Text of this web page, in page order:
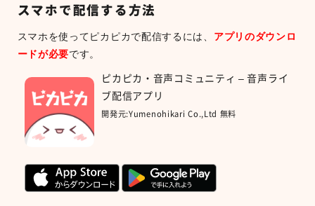
スマホで配信する方法
スマホを使ってピカピカで配信するには、 アプリのダウンロ
ードが必要です。
ピカピカ・音声コミュニティ – 音声ライ
ブ配信アプリ
開発元:Yumenohikari Co.,Ltd 無料